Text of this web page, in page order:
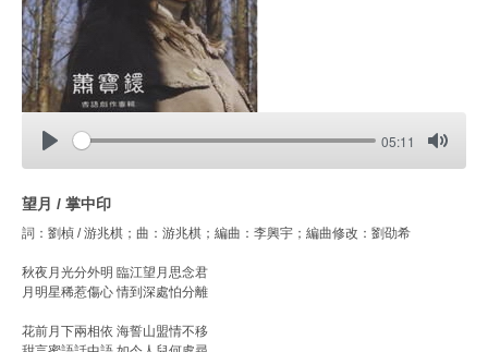
放
播
進
時
05:11
音
望月 / 掌中印
詞：劉楨 / 游兆棋；曲：游兆棋；編曲：李興宇；編曲修改：劉劭希
秋夜月光分外明 臨江望月思念君
月明星稀惹傷心 情到深處怕分離
花前月下兩相依 海誓山盟情不移